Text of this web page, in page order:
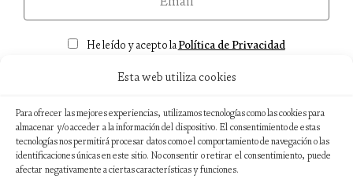
Esta web utiliza cookies
Para ofrecer las mejores experiencias, utilizamos tecnologías como las cookies para
almacenar y/o acceder a la información del dispositivo. El consentimiento de estas
tecnologías nos permitirá procesar datos como el comportamiento de navegación o las
identificaciones únicas en este sitio. No consentir o retirar el consentimiento, puede
afectar negativamente a ciertas características y funciones.
ConsentimientoHe leído y acepto laPolítica de Privacidad
Aviso legal
Política de privacidad